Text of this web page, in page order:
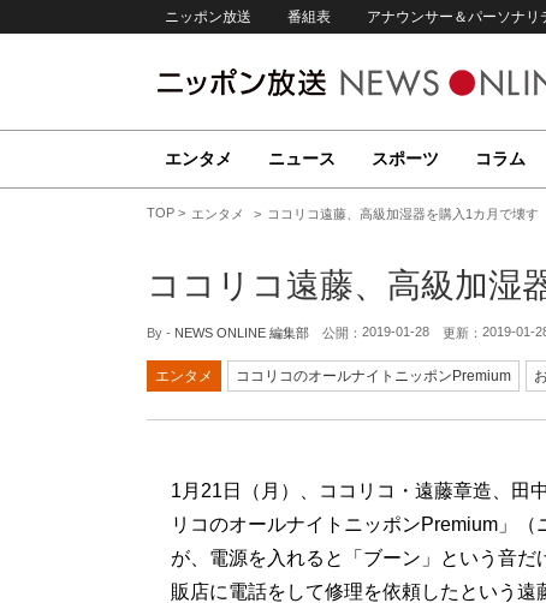
ニッポン放送 番組表 アナウンサー＆パーソナリ
エンタメ ニュース スポーツ コラム
TOP エンタメ ココリコ遠藤、高級加湿器を購入1カ月で壊す
ココリコ遠藤、高級加湿
By - NEWS ONLINE 編集部 公開： 2019-01-28 更新： 2019-01-
エンタメ ココリコのオールナイトニッポンPremium
1月21日（月）、ココリコ・遠藤章造、田
リコのオールナイトニッポンPremium」
が、電源を入れると「ブーン」という音
販店に電話をして修理を依頼したという